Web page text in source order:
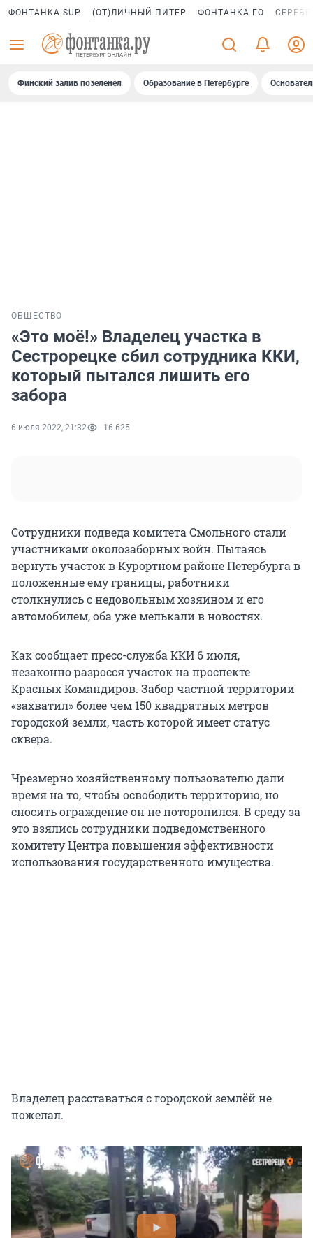
ФОНТАНКА SUP (ОТ)ЛИЧНЫЙ ПИТЕР ФОНТАНКА ГО
Финский залив позеленел Образование в Петербурге
ОБЩЕСТВО
«Это моё!» Владелец участка в
Сестрорецке сбил сотрудника ККИ,
который пытался лишить его
забора
6 июля 2022, 21:32 16 625
Сотрудники подведа комитета Смольного стали
участниками околозаборных войн. Пытаясь
вернуть участок в Курортном районе Петербурга в
положенные ему границы, работники
столкнулись с недовольным хозяином и его
автомобилем, оба уже мелькали в новостях.
Как сообщает пресс-служба ККИ 6 июля,
незаконно разросся участок на проспекте
Красных Командиров. Забор частной территории
«захватил» более чем 150 квадратных метров
городской земли, часть которой имеет статус
сквера.
Чрезмерно хозяйственному пользователю дали
время на то, чтобы освободить территорию, но
сносить ограждение он не поторопился. В среду за
это взялись сотрудники подведомственного
комитету Центра повышения эффективности
использования государственного имущества.
Владелец расставаться с городской землёй не
пожелал.